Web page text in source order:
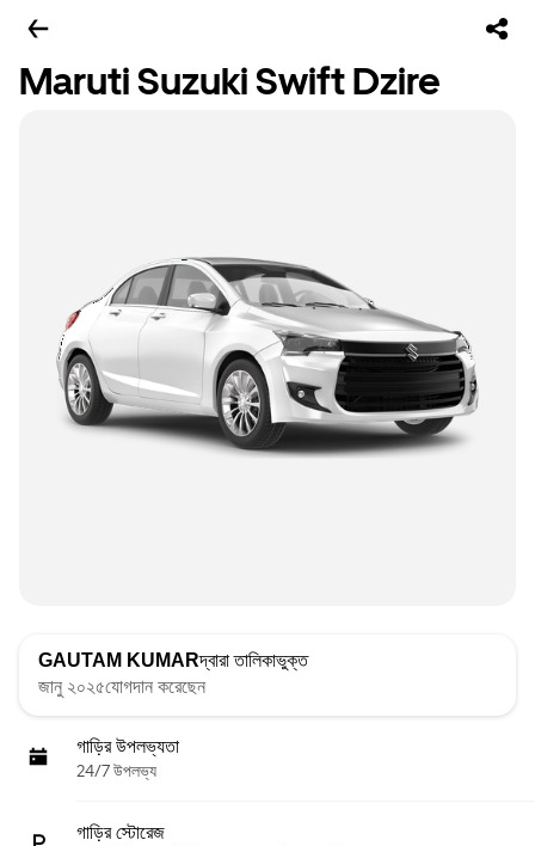
Maruti Suzuki Swift Dzire
GAUTAM KUMARদ্বারা তালিকাভুক্ত
জানু ২০২৫যোগদান করেছেন
গাড়ির উপলভ্যতা
24/7 উপলভ্য
গাড়ির স্টোরেজ